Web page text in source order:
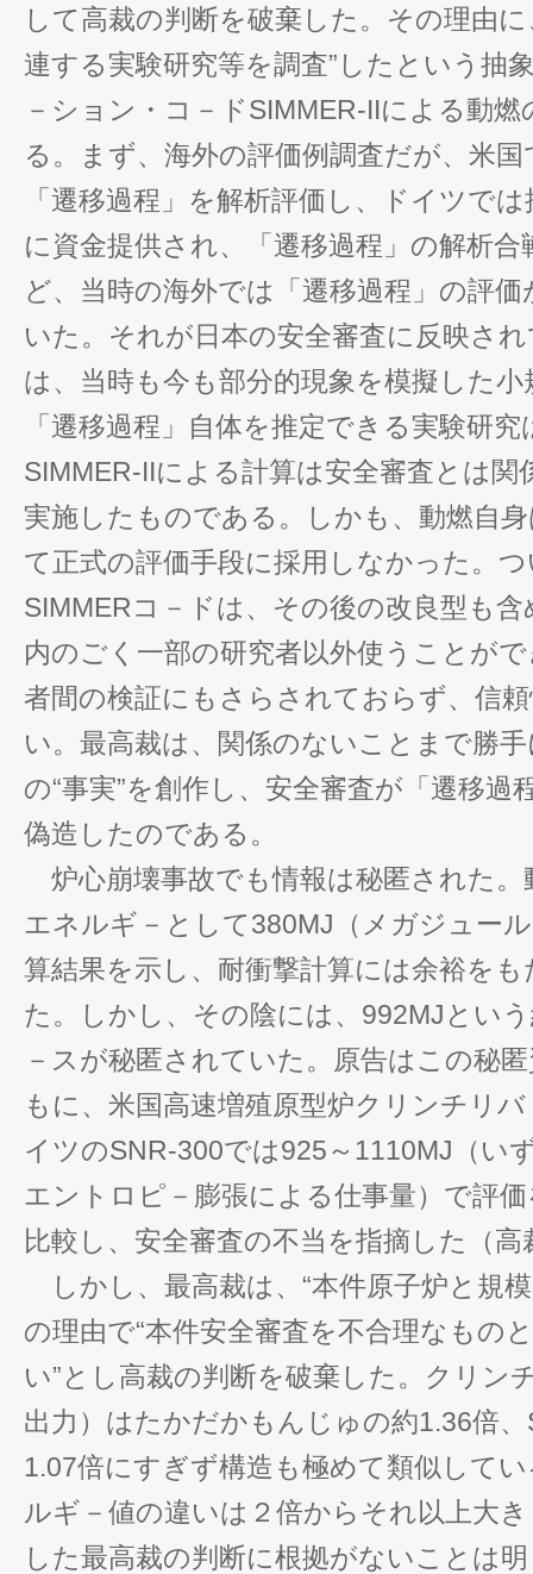
して高裁の判断を破棄した。その理由
連する実験研究等を調査”したという抽
－ション・コ－ドSIMMER-IIによる動
る。まず、海外の評価例調査だが、米
「遷移過程」を解析評価し、ドイツで
に資金提供され、「遷移過程」の解析
ど、当時の海外では「遷移過程」の評
いた。それが日本の安全審査に反映さ
は、当時も今も部分的現象を模擬した
「遷移過程」自体を推定できる実験研
SIMMER-IIによる計算は安全審査とは関
実施したものである。しかも、動燃自
て正式の評価手段に採用しなかった。
SIMMERコ－ドは、その後の改良型も
内のごく一部の研究者以外使うことが
者間の検証にもさらされておらず、信
い。最高裁は、関係のないことまで勝
の“事実”を創作し、安全審査が「遷移過
偽造したのである。
炉心崩壊事故でも情報は秘匿された。
エネルギ－として380MJ（メガジュー
算結果を示し、耐衝撃計算には余裕を
た。しかし、その陰には、992MJとい
－スが秘匿されていた。原告はこの秘
もに、米国高速増殖原型炉クリンチリ
イツのSNR-300では925～1110MJ（い
エントロピ－膨張による仕事量）で評
比較し、安全審査の不当を指摘した（
しかし、最高裁は、“本件原子炉と規
の理由で“本件安全審査を不合理なもの
い”とし高裁の判断を破棄した。クリン
出力）はたかだかもんじゅの約1.36倍
1.07倍にすぎず構造も極めて類似して
ルギ－値の違いは２倍からそれ以上大
した最高裁の判断に根拠がないことは